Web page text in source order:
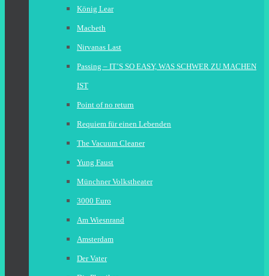
König Lear
Macbeth
Nirvanas Last
Passing – IT’S SO EASY, WAS SCHWER ZU MACHEN
IST
Point of no return
Requiem für einen Lebenden
The Vacuum Cleaner
Yung Faust
Münchner Volkstheater
3000 Euro
Am Wiesnrand
Amsterdam
Der Vater